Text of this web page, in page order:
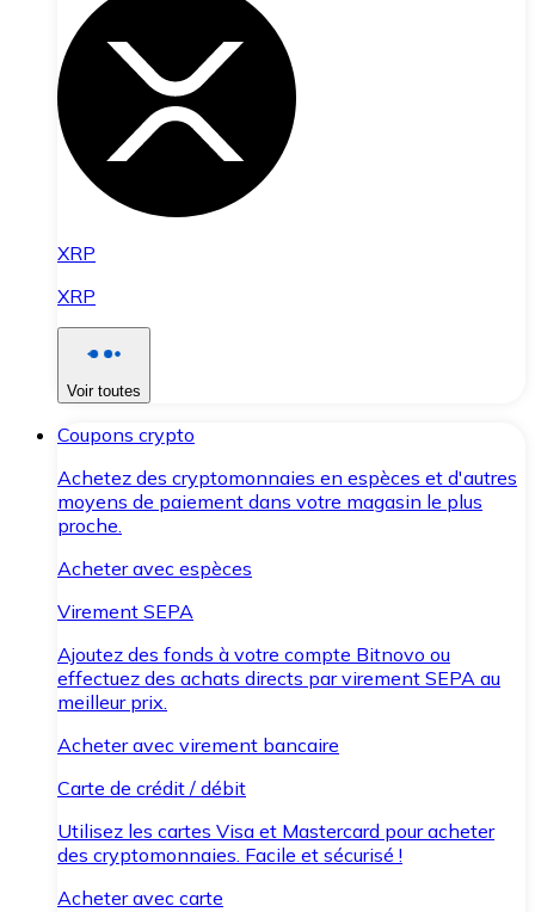
XRP
XRP
Voir toutes
Coupons crypto
Achetez des cryptomonnaies en espèces et d'autres
moyens de paiement dans votre magasin le plus
proche.
Acheter avec espèces
Virement SEPA
Ajoutez des fonds à votre compte Bitnovo ou
effectuez des achats directs par virement SEPA au
meilleur prix.
Acheter avec virement bancaire
Carte de crédit / débit
Utilisez les cartes Visa et Mastercard pour acheter
des cryptomonnaies. Facile et sécurisé !
Acheter avec carte